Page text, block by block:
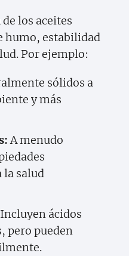
de los aceites
humo, estabilidad
Por ejemplo:
sólidos a
y más
A menudo
la salud
Incluyen ácidos
pero pueden